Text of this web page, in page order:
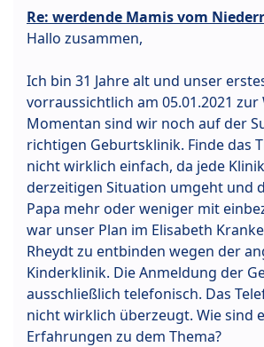
Re: werdende Mamis vom
Hallo zusammen,
Ich bin 31 Jahre alt und unser
vorraussichtlich am 05.01.2021
Momentan sind wir noch auf der
richtigen Geburtsklinik. Finde das
nicht wirklich einfach, da jede
derzeitigen Situation umgeht und
Papa mehr oder weniger mit
war unser Plan im Elisabeth
Rheydt zu entbinden wegen der
Kinderklinik. Die Anmeldung der
ausschließlich telefonisch. Das
nicht wirklich überzeugt. Wie sind
Erfahrungen zu dem Thema?